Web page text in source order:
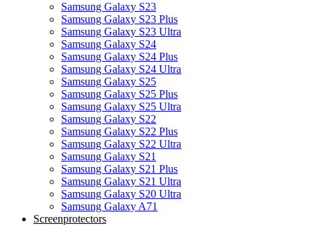
Samsung Galaxy S23
Samsung Galaxy S23 Plus
Samsung Galaxy S23 Ultra
Samsung Galaxy S24
Samsung Galaxy S24 Plus
Samsung Galaxy S24 Ultra
Samsung Galaxy S25
Samsung Galaxy S25 Plus
Samsung Galaxy S25 Ultra
Samsung Galaxy S22
Samsung Galaxy S22 Plus
Samsung Galaxy S22 Ultra
Samsung Galaxy S21
Samsung Galaxy S21 Plus
Samsung Galaxy S21 Ultra
Samsung Galaxy S20 Ultra
Samsung Galaxy A71
Screenprotectors